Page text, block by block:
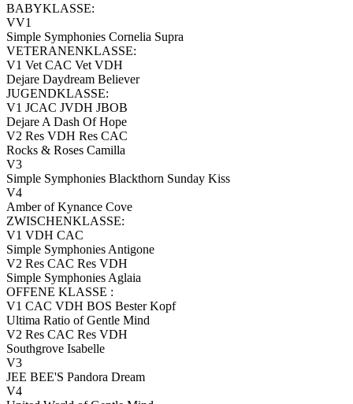
BABYKLASSE:
VV1
Simple Symphonies Cornelia Supra
VETERANENKLASSE:
V1 Vet CAC Vet VDH
Dejare Daydream Believer
JUGENDKLASSE:
V1 JCAC JVDH JBOB
Dejare A Dash Of Hope
V2 Res VDH Res CAC
Rocks & Roses Camilla
V3
Simple Symphonies Blackthorn Sunday Kiss
V4
Amber of Kynance Cove
ZWISCHENKLASSE:
V1 VDH CAC
Simple Symphonies Antigone
V2 Res CAC Res VDH
Simple Symphonies Aglaia
OFFENE KLASSE :
V1 CAC VDH BOS Bester Kopf
Ultima Ratio of Gentle Mind
V2 Res CAC Res VDH
Southgrove Isabelle
V3
JEE BEE'S Pandora Dream
V4